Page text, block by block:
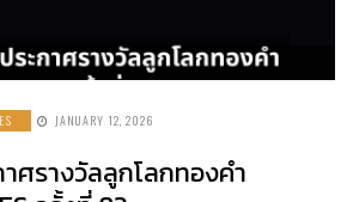
JANUARY 12, 2026
ศรางวัลลูกโลกทองคำ